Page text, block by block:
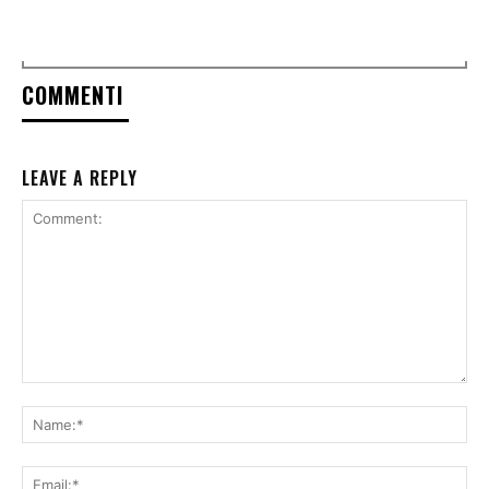
COMMENTI
LEAVE A REPLY